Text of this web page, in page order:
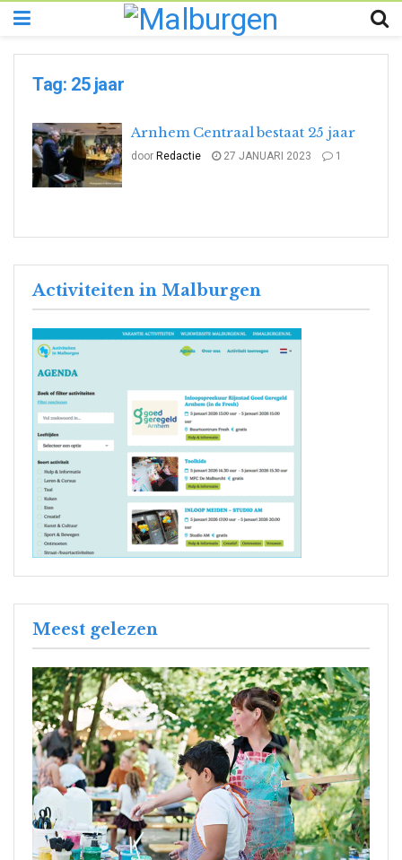
Tag: 25 jaar
Arnhem Centraal bestaat 25 jaar
door Redactie 27 JANUARI 2023 1
Activiteiten in Malburgen
Meest gelezen